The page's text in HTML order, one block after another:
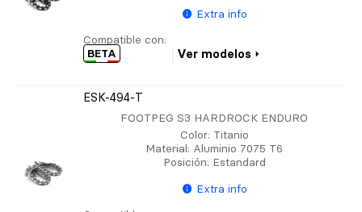
Extra info
Compatible con:
BETA
Ver modelos
ESK-494-T
FOOTPEG S3 HARDROCK ENDURO
Color: Titanio
Material: Aluminio 7075 T6
Posición: Estandard
Extra info